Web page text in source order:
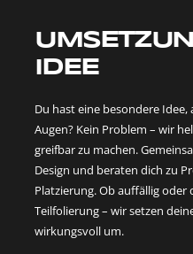
IDEE
Du hast eine besondere
Augen? Kein Problem – wir
greifbar zu machen.
Design und beraten dich zu
Platzierung. Ob auffällig oder
Teilfolierung – wir setzen
wirkungsvoll um.